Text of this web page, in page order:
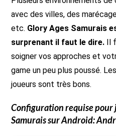
avec des villes, des
etc. Glory Ages Samurais
surprenant il faut le dire. Il
soigner vos approches et
game un peu plus poussé.
joueurs sont très bons.
Configuration requise pour
Samuraissur Android: